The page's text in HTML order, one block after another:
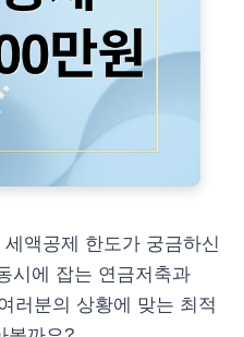
액공제 한도가 궁금하신
시에 잡는 연금저축과
러분의 상황에 맞는 최적